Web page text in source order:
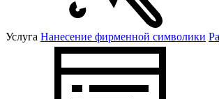
Услуга Нанесение фирменной символики